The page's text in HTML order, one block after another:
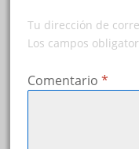
Tu dirección de
Los campos
Comentario *